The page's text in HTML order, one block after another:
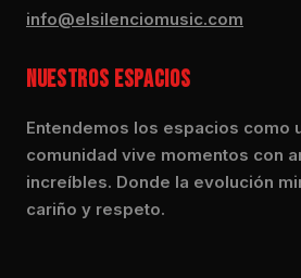
info@elsilenciomusic.com
NUESTROS ESPACIOS
Entendemos los espacios como
comunidad vive momentos con
increíbles. Donde la evolución
cariño y respeto.